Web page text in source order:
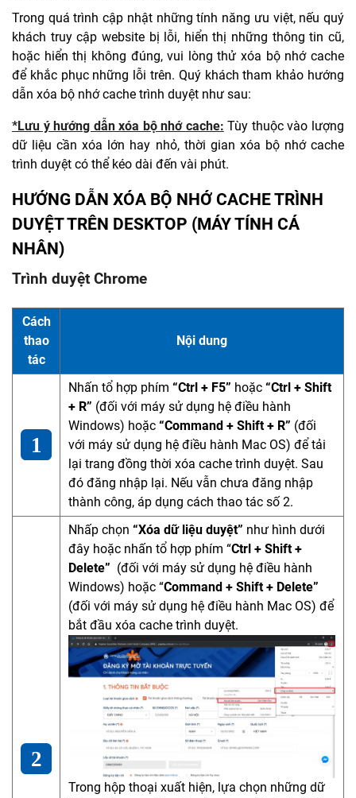
Trong quá trình cập nhật những tính năng ưu việt, nếu quý
khách truy cập website bị lỗi, hiển thị những thông tin cũ,
hoặc hiển thị không đúng, vui lòng thử xóa bộ nhớ cache
để khắc phục những lỗi trên. Quý khách tham khảo hướng
dẫn xóa bộ nhớ cache trình duyệt như sau:
*Lưu ý hướng dẫn xóa bộ nhớ cache: Tùy thuộc vào lượng
dữ liệu cần xóa lớn hay nhỏ, thời gian xóa bộ nhớ cache
trình duyệt có thể kéo dài đến vài phút.
HƯỚNG DẪN XÓA BỘ NHỚ CACHE TRÌNH
DUYỆT TRÊN DESKTOP (MÁY TÍNH CÁ
NHÂN)
Trình duyệt Chrome
Cách
thao
tác
Nội dung
Nhấn tổ hợp phím “Ctrl + F5” hoặc “Ctrl + Shift
+ R” (đối với máy sử dụng hệ điều hành
Windows) hoặc “Command + Shift + R” (đối
với máy sử dụng hệ điều hành Mac OS) để tải
lại trang đồng thời xóa cache trình duyệt. Sau
đó đăng nhập lại. Nếu vẫn chưa đăng nhập
thành công, áp dụng cách thao tác số 2.
Nhấp chọn “Xóa dữ liệu duyệt” như hình dưới
đây hoặc nhấn tổ hợp phím “Ctrl + Shift +
Delete” (đối với máy sử dụng hệ điều hành
Windows) hoặc “Command + Shift + Delete”
(đối với máy sử dụng hệ điều hành Mac OS) để
bắt đầu xóa cache trình duyệt.
Trong hộp thoại xuất hiện, lựa chọn những dữ